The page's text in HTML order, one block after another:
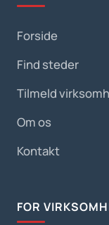
Forside
Find steder
Tilmeld
Om os
Kontakt
FOR